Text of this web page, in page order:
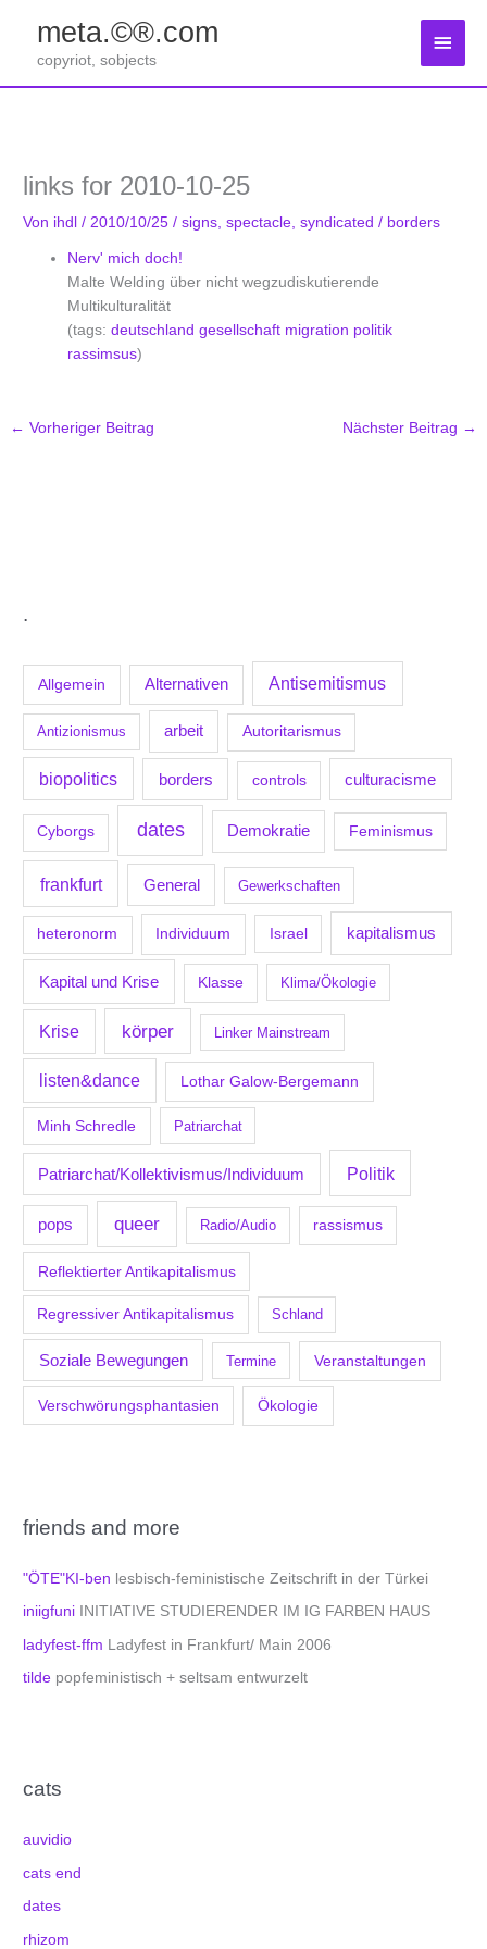
springen
meta.©®.com
copyriot, sobjects
.
Allgemein Alternativen Antisemitismus
Antizionismus arbeit Autoritarismus
biopolitics borders controls culturacisme
Cyborgs dates Demokratie Feminismus
frankfurt General Gewerkschaften
heteronorm Individuum Israel kapitalismus
Kapital und Krise Klasse Klima/Ökologie
Krise körper Linker Mainstream
listen&dance Lothar Galow-Bergemann
Minh Schredle Patriarchat
Patriarchat/Kollektivismus/Individuum Politik
pops queer Radio/Audio rassismus
Reflektierter Antikapitalismus
Regressiver Antikapitalismus Schland
Soziale Bewegungen Termine Veranstaltungen
Verschwörungsphantasien Ökologie
friends and more
"ÖTE"KI-ben lesbisch-feministische Zeitschrift in der Türkei
iniigfuni INITIATIVE STUDIERENDER IM IG FARBEN HAUS
ladyfest-ffm Ladyfest in Frankfurt/ Main 2006
tilde popfeministisch + seltsam entwurzelt
cats
auvidio
cats end
dates
rhizom
links for 2010-10-25
Von ihdl/ 2010/10/25/signs ,spectacle ,syndicated / borders
Nerv' mich doch!
Malte Welding über nicht wegzudiskutierende
Multikulturalität
(tags:deutschland gesellschaft migration politik
rassimsus)
← Vorheriger Beitrag Nächster Beitrag →